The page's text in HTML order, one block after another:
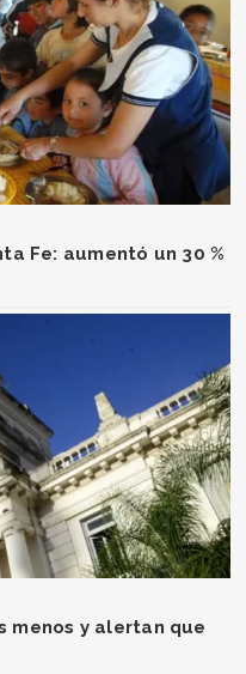
Fe: aumentó un 30 %
menos y alertan que